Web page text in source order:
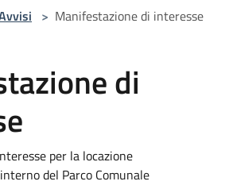
> Manifestazione di interesse
di
per la locazione
del Parco Comunale